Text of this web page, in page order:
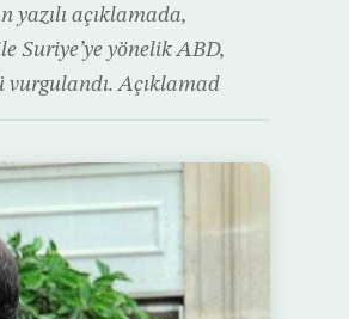
yazılı açıklamada,
Suriye’ye yönelik ABD,
vurgulandı. Açıklamad